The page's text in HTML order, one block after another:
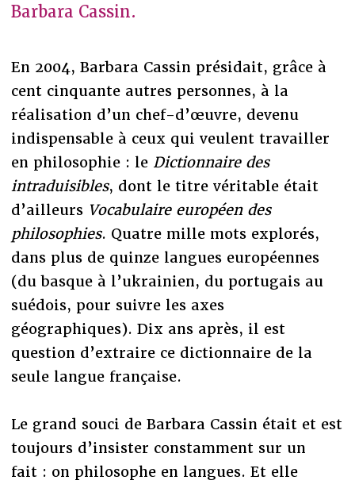
Barbara Cassin.
En 2004, Barbara Cassin présidait, grâce à
cent cinquante autres personnes, à la
réalisation d’un chef-d’œuvre, devenu
indispensable à ceux qui veulent travailler
en philosophie : le Dictionnaire des
intraduisibles, dont le titre véritable était
d’ailleurs Vocabulaire européen des
philosophies. Quatre mille mots explorés,
dans plus de quinze langues européennes
(du basque à l’ukrainien, du portugais au
suédois, pour suivre les axes
géographiques). Dix ans après, il est
question d’extraire ce dictionnaire de la
seule langue française.
Le grand souci de Barbara Cassin était et est
toujours d’insister constamment sur un
fait : on philosophe en langues. Et elle